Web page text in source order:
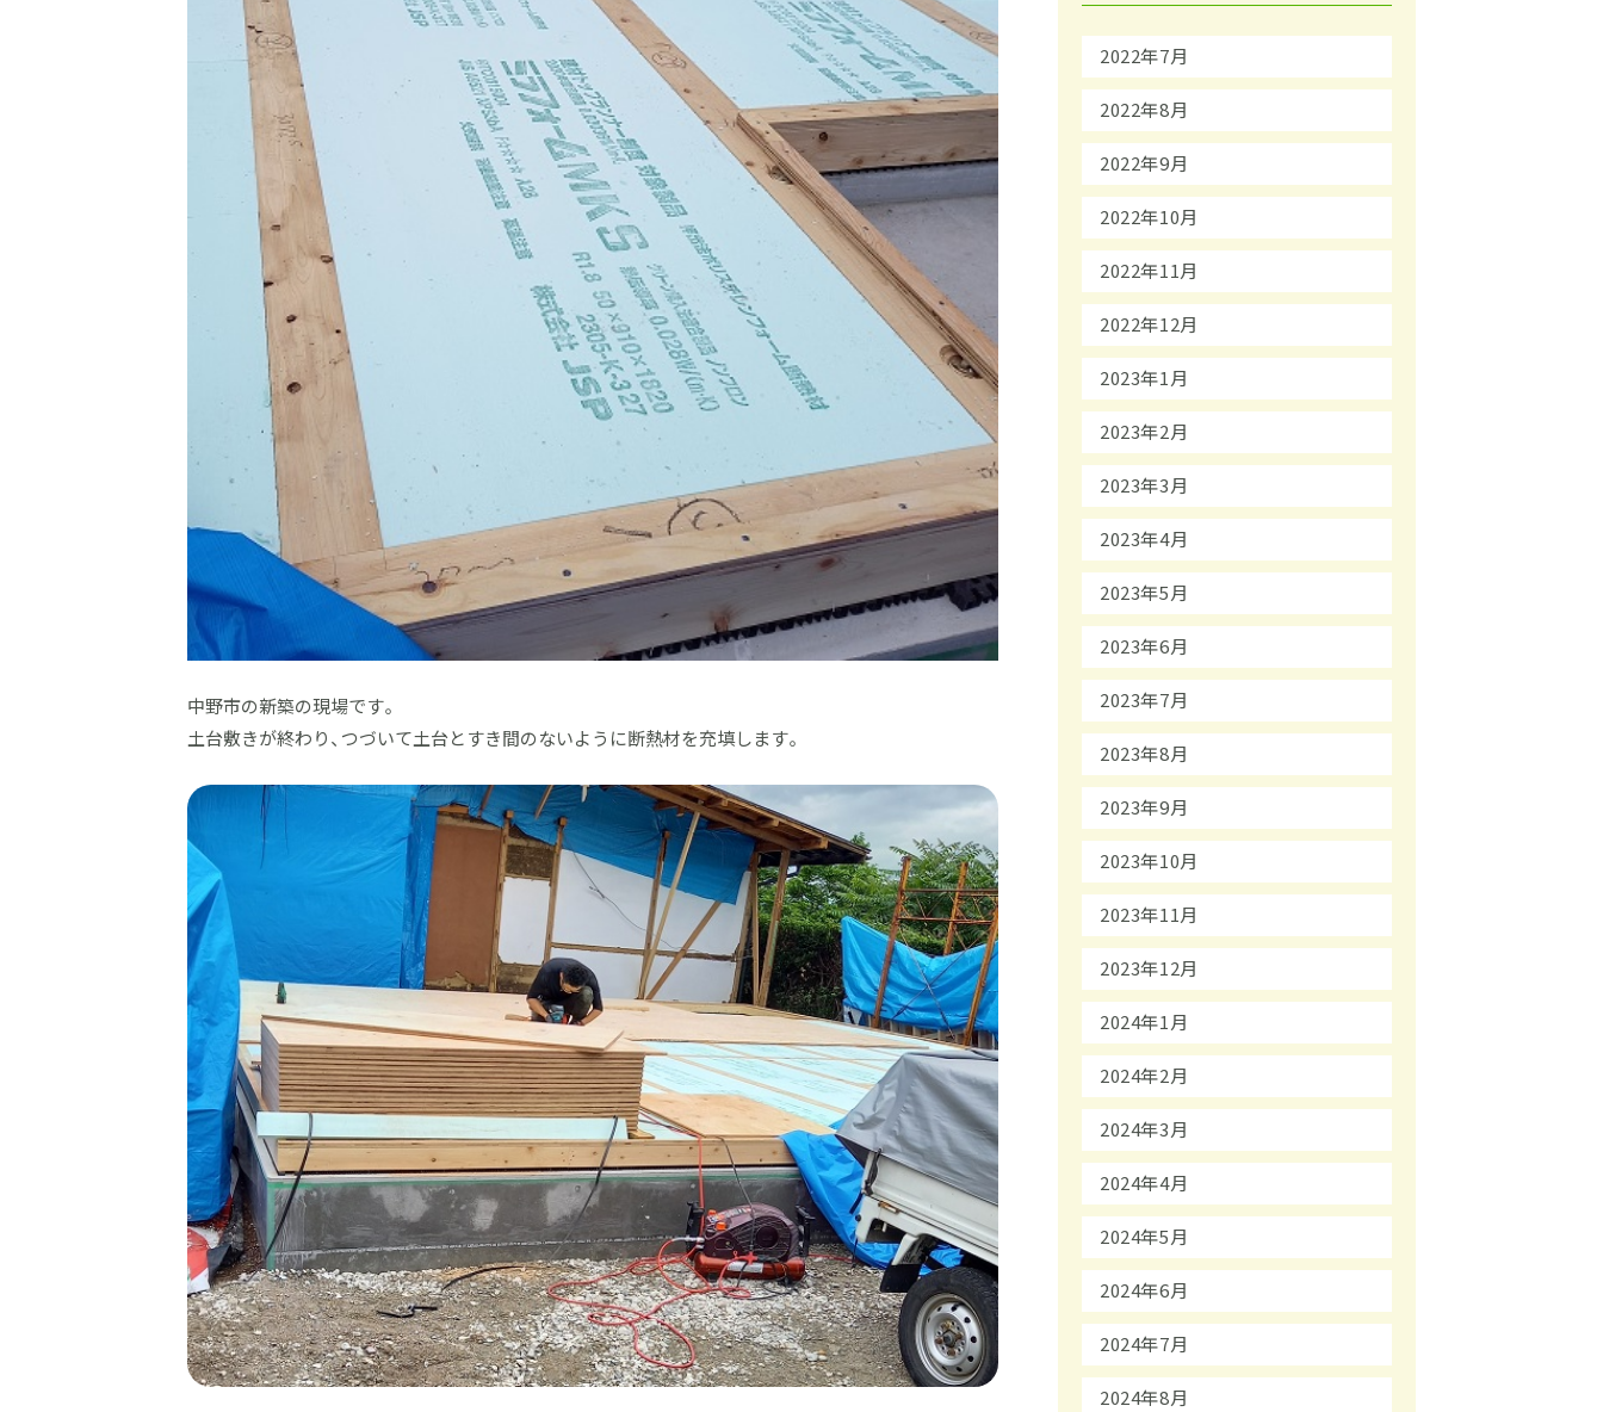
中野市の新築の現場です。
土台敷きが終わり、つづいて土台とすき間のないように断熱材を充填します。
2022年7月
2022年8月
2022年9月
2022年10月
2022年11月
2022年12月
2023年1月
2023年2月
2023年3月
2023年4月
2023年5月
2023年6月
2023年7月
2023年8月
2023年9月
2023年10月
2023年11月
2023年12月
2024年1月
2024年2月
2024年3月
2024年4月
2024年5月
2024年6月
2024年7月
2024年8月